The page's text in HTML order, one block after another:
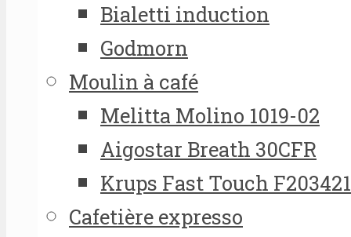
Bialetti induction
Godmorn
Moulin à café
Melitta Molino 1019-02
Aigostar Breath 30CFR
Krups Fast Touch
Cafetière expresso